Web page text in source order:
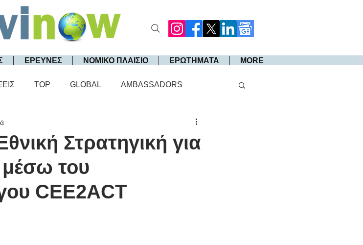
ΕΡΕΥΝΕΣ ΝΟΜΙΚΟ ΠΛΑΙΣΙΟ ΕΡΩΤΗΜΑΤΑ MORE
TOP GLOBAL AMBASSADORS
Στρατηγική για
μέσω του
CEE2ACT